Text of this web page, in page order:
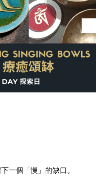
一個「慢」的缺口。